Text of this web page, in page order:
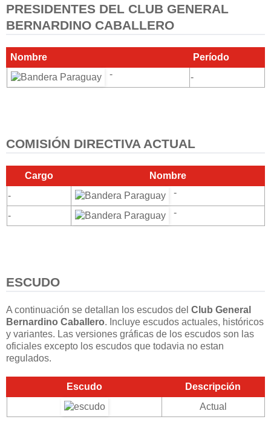
PRESIDENTES DEL CLUB GENERAL
BERNARDINO CABALLERO
Nombre
Período
-
-
COMISIÓN DIRECTIVA ACTUAL
Cargo
Nombre
-
-
- -
ESCUDO
A continuación se detallan los escudos del Club General
Bernardino Caballero. Incluye escudos actuales, históricos
y variantes. Las versiones gráficas de los escudos son las
oficiales excepto los escudos que todavia no estan
regulados.
Escudo
Descripción
Actual